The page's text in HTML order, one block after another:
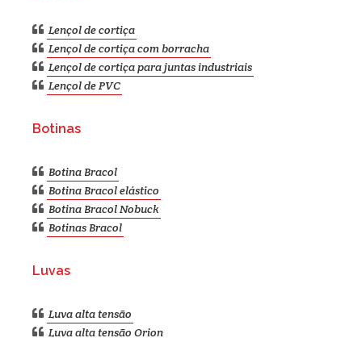
Lençol de cortiça
Lençol de cortiça com borracha
Lençol de cortiça para juntas industriais
Lençol de PVC
Botinas
Botina Bracol
Botina Bracol elástico
Botina Bracol Nobuck
Botinas Bracol
Luvas
Luva alta tensão
Luva alta tensão Orion